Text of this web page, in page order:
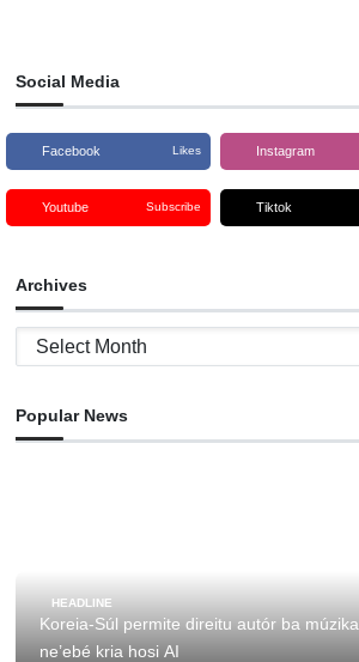
Social Media
Facebook Likes Instagram
Youtube Subscribe Tiktok
Archives
Archives
Popular News
HEADLINE
Koreia-Súl permite direitu autór ba múzika
ne’ebé kria hosi AI